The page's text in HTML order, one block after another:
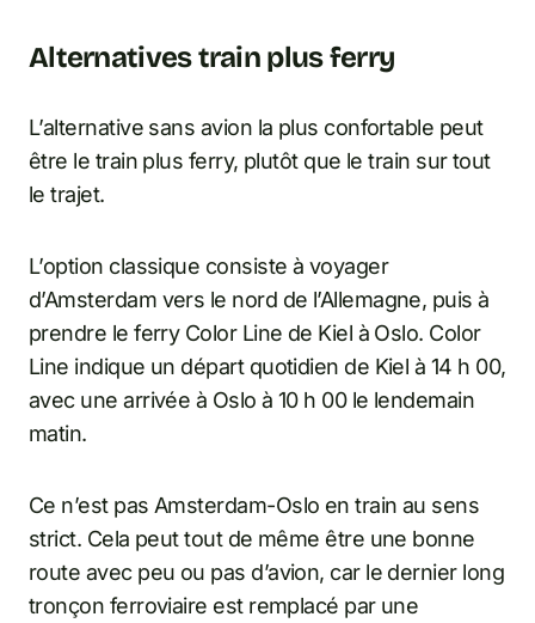
Alternatives train plus ferry
L’alternative sans avion la plus confortable peut
être le train plus ferry, plutôt que le train sur tout
le trajet.
L’option classique consiste à voyager
d’Amsterdam vers le nord de l’Allemagne, puis à
prendre le ferry Color Line de Kiel à Oslo. Color
Line indique un départ quotidien de Kiel à 14 h 00,
avec une arrivée à Oslo à 10 h 00 le lendemain
matin.
Ce n’est pas Amsterdam-Oslo en train au sens
strict. Cela peut tout de même être une bonne
route avec peu ou pas d’avion, car le dernier long
tronçon ferroviaire est remplacé par une